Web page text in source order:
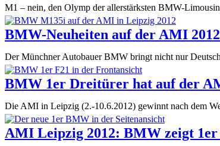
M1 – nein, den Olymp der allerstärksten BMW-
BMW-Neuheiten auf der AMI
Der Münchner Autobauer BMW bringt nicht nur
BMW 1er Dreitürer hat auf der
Die AMI in Leipzig (2.-10.6.2012) gewinnt nach dem
AMI Leipzig 2012: BMW zeigt